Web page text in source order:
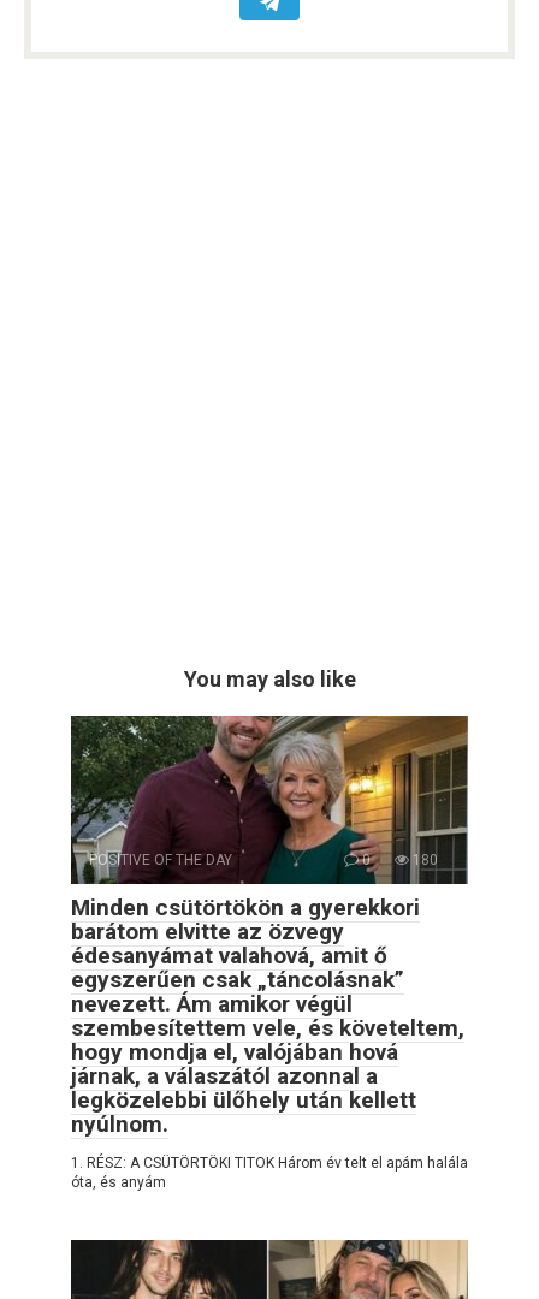
You may also like
POSITIVE OF THE DAY 0 180
Minden csütörtökön a gyerekkori
barátom elvitte az özvegy
édesanyámat valahová, amit ő
egyszerűen csak „táncolásnak”
nevezett. Ám amikor végül
szembesítettem vele, és követeltem,
hogy mondja el, valójában hová
járnak, a válaszától azonnal a
legközelebbi ülőhely után kellett
nyúlnom.
1. RÉSZ: A CSÜTÖRTÖKI TITOK Három év telt el apám halála
óta, és anyám